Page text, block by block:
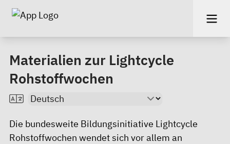
Materialien zur Lightcycle
Rohstoffwochen
Die bundesweite Bildungsinitiative Lightcycle
Rohstoffwochen wendet sich vor allem an